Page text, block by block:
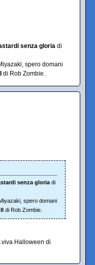
senza gloria di
spero domani
di Rob Zombie.
senza gloria di
spero domani
di Rob Zombie.
Halloween di